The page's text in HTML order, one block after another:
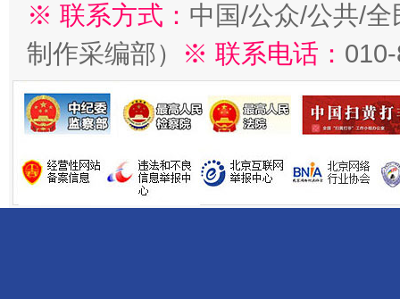
※ 联系方式： 中国/公众/公共/
制作采编部）
※ 联系电话：